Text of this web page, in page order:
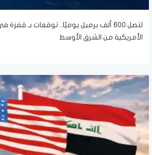
لتصل 600 ألف برميل يوميًا.. توقعات بـ
الأمريكية من الشرق الأوسط